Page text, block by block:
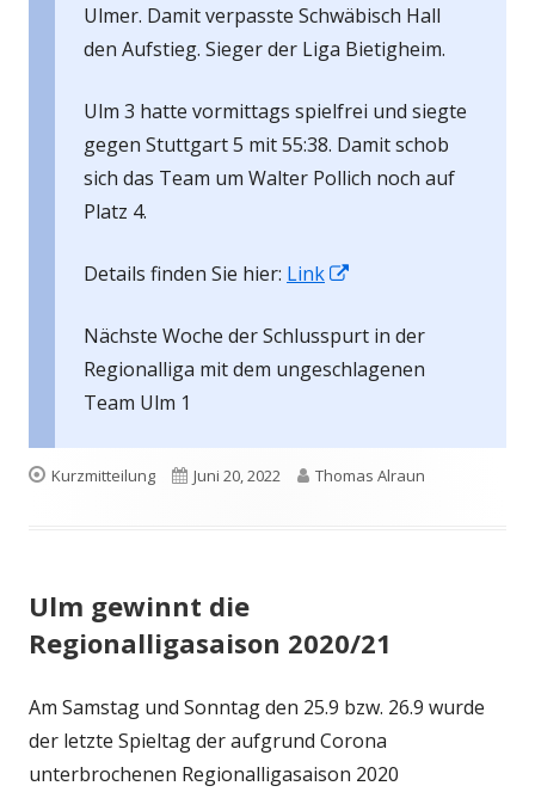
Ulmer. Damit verpasste Schwäbisch Hall
den Aufstieg. Sieger der Liga Bietigheim.
Ulm 3 hatte vormittags spielfrei und siegte
gegen Stuttgart 5 mit 55:38. Damit schob
sich das Team um Walter Pollich noch auf
Platz 4.
Details finden Sie hier: Link
Fenster
öffnen
Nächste Woche der Schlusspurt in der
Regionalliga mit dem ungeschlagenen
Team Ulm 1
Format
Kurzmitteilung
Veröffentlicht
Juni 20, 2022 Autor
Thomas Alraun
Ulm gewinnt die
Regionalligasaison 2020/21
Am Samstag und Sonntag den 25.9 bzw. 26.9 wurde
der letzte Spieltag der aufgrund Corona
unterbrochenen Regionalligasaison 2020